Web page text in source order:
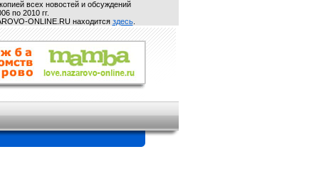
всех новостей и обсуждений
по 2010 гг.
ONLINE.RU находится здесь.